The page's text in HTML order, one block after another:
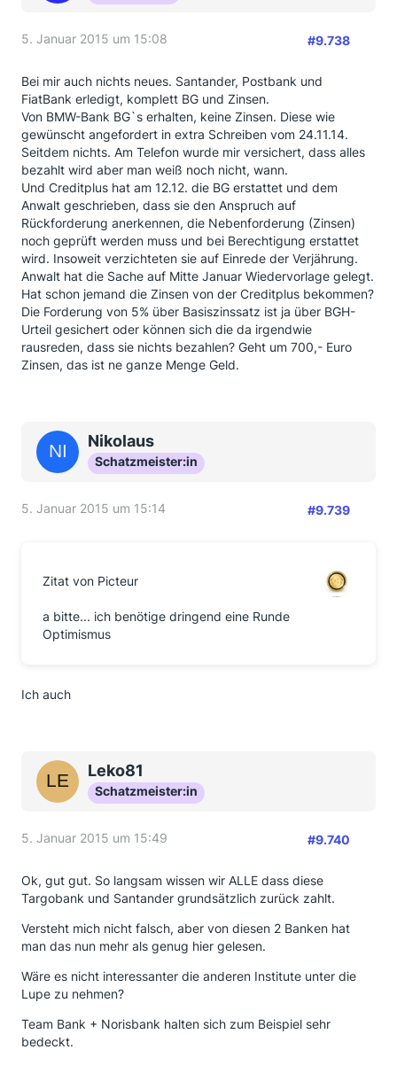
5. Januar 2015 um 15:08 #9.738
Bei mir auch nichts neues. Santander, Postbank und
FiatBank erledigt, komplett BG und Zinsen.
Von BMW-Bank BG`s erhalten, keine Zinsen. Diese wie
gewünscht angefordert in extra Schreiben vom 24.11.14.
Seitdem nichts. Am Telefon wurde mir versichert, dass alles
bezahlt wird aber man weiß noch nicht, wann.
Und Creditplus hat am 12.12. die BG erstattet und dem
Anwalt geschrieben, dass sie den Anspruch auf
Rückforderung anerkennen, die Nebenforderung (Zinsen)
noch geprüft werden muss und bei Berechtigung erstattet
wird. Insoweit verzichteten sie auf Einrede der Verjährung.
Anwalt hat die Sache auf Mitte Januar Wiedervorlage gelegt.
Hat schon jemand die Zinsen von der Creditplus bekommen?
Die Forderung von 5% über Basiszinssatz ist ja über BGH-
Urteil gesichert oder können sich die da irgendwie
rausreden, dass sie nichts bezahlen? Geht um 700,- Euro
Zinsen, das ist ne ganze Menge Geld.
Nikolaus
Schatzmeister:in
5. Januar 2015 um 15:14 #9.739
Zitat von Picteur
a bitte... ich benötige dringend eine Runde
Optimismus
Ich auch
Leko81
Schatzmeister:in
5. Januar 2015 um 15:49 #9.740
Ok, gut gut. So langsam wissen wir ALLE dass diese
Targobank und Santander grundsätzlich zurück zahlt.
Versteht mich nicht falsch, aber von diesen 2 Banken hat
man das nun mehr als genug hier gelesen.
Wäre es nicht interessanter die anderen Institute unter die
Lupe zu nehmen?
Team Bank + Norisbank halten sich zum Beispiel sehr
bedeckt.